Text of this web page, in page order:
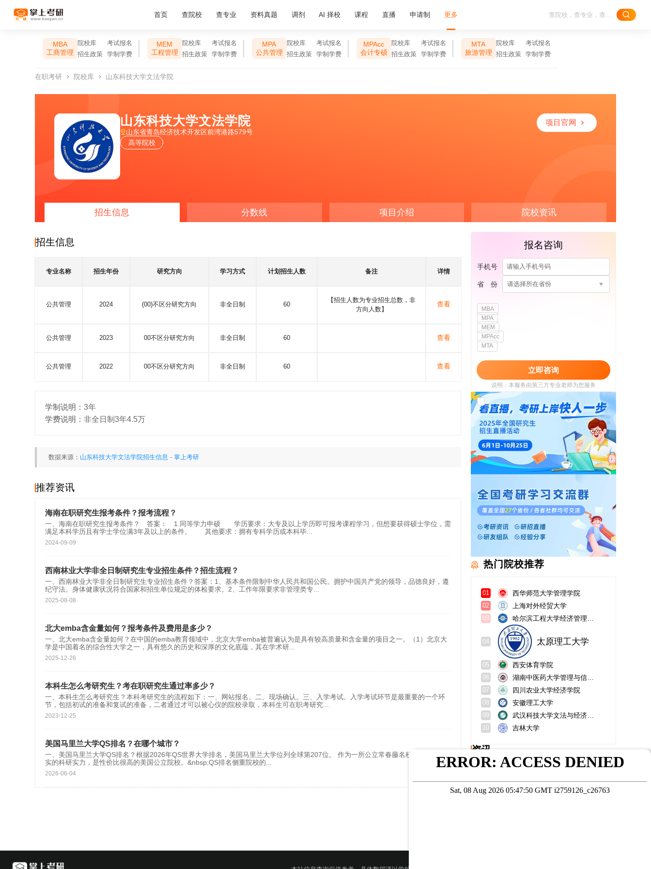
首页 查院校 查专业 资料真题 调剂 AI 择校 课程 直播 申请制 更多
MBA
工商管理
院校库
考试报名
招生政策
学制学费
MEM
工程管理
院校库
考试报名
招生政策
学制学费
MPA
公共管理
院校库
考试报名
招生政策
学制学费
MPAcc
会计专硕
院校库
考试报名
招生政策
学制学费
MTA
旅游管理
院校库
考试报名
招生政策
学制学费
在职考研 院校库 山东科技大学文法学院
山东科技大学文法学院
山东省青岛经济技术开发区前湾港路579号
高等院校
项目官网
招生信息 分数线 项目介绍 院校资讯
招生信息
专业名称 招生年份 研究方向 学习方式 计划招生人数 备注 详情
公共管理 2024 (00)不区分研究方向 非全日制 60
【招生人数为专业招生总数，非
方向人数】
查看
公共管理 2023 00不区分研究方向 非全日制 60 查看
公共管理 2022 00不区分研究方向 非全日制 60 查看
学制说明： 3年
学费说明： 非全日制3年4.5万
数据来源： 山东科技大学文法学院招生信息 - 掌上考研
推荐资讯
海南在职研究生报考条件？报考流程？
一、海南在职研究生报考条件？ 答案： 1.同等学力申硕 学历要求：大专及以上学历即可报考课程学习，但想要获得硕士学位，需
满足本科学历且有学士学位满3年及以上的条件。 其他要求：拥有专科学历或本科毕
2024-09-09
西南林业大学非全日制研究生专业招生条件？招生流程？
一、西南林业大学非全日制研究生专业招生条件？答案：1、基本条件限制中华人民共和国公民。拥护中国共产党的领导，品德良好，遵
纪守法。身体健康状况符合国家和招生单位规定的体检要求。2、工作年限要求非管理类专
2025-08-08
北大emba含金量如何？报考条件及费用是多少？
一、北大emba含金量如何？在中国的emba教育领域中，北京大学emba被普遍认为是具有较高质量和含金量的项目之一。（1）北京大
学是中国着名的综合性大学之一，具有悠久的历史和深厚的文化底蕴，其在学术研
2025-12-26
本科生怎么考研究生？考在职研究生通过率多少？
一、本科生怎么考研究生？本科考研究生的流程如下：一、网站报名。二、现场确认。三、入学考试。入学考试环节是最重要的一个环
节，包括初试的准备和复试的准备，二者通过才可以被心仪的院校录取，本科生可在职考研究
2023-12-25
美国马里兰大学QS排名？在哪个城市？
一、美国马里兰大学QS排名？根据2026年QS世界大学排名，美国马里兰大学位列全球第207位。 作为一所公立常春藤名校，它拥有扎
实的科研实力，是性价比很高的美国公立院校。&nbsp;QS排名侧重院校的
2026-06-04
报名咨询
手机号
省 份 请选择所在省份
MBA
MPA
MEM
MPAcc
MTA
立即咨询
说明：本服务由第三方专业老师为您服务
我已阅读并同意 《用户政策》
《用户服务
使用协议》
热门院校推荐
01 西华师范大学管理学院
02 上海对外经贸大学
03
太原理工大学
06
07 四川农业大学经济学院
08 安徽理工大学
09
10 吉林大学
资讯
南开大学旅游管理在职研究生考试时间？考试难度？
北京交通大学招生电话？是名牌大学吗？